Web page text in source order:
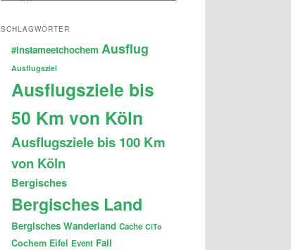
SCHLAGWÖRTER
#instameetchochem Ausflug
Ausflugsziel
Ausflugsziele bis
50 Km von Köln
Ausflugsziele bis 100 Km
von Köln
Bergisches
Bergisches Land
Bergisches Wanderland Cache CiTo
Cochem Eifel Event Fail